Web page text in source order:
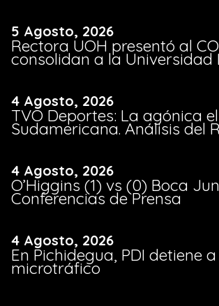
5 Agosto, 2026
Rectora UOH presentó al
consolidan a la Universidad
4 Agosto, 2026
TVO Deportes: La agónica
Sudamericana. Análisis del
4 Agosto, 2026
O’Higgins (1) vs (0) Boca
Conferencias de Prensa
4 Agosto, 2026
En Pichidegua, PDI detiene
microtráfico